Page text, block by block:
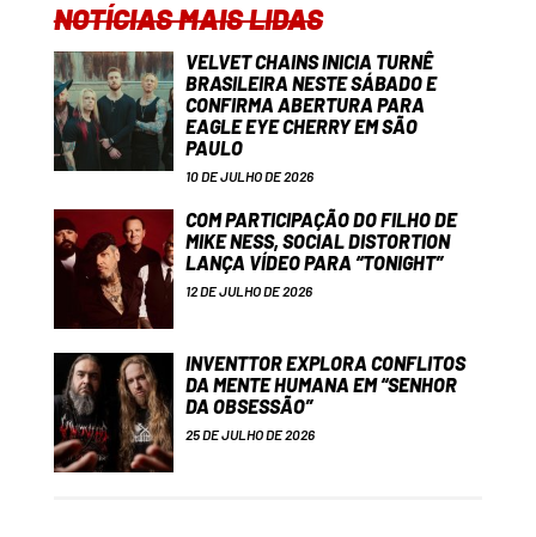
NOTÍCIAS MAIS LIDAS
VELVET CHAINS INICIA TURNÊ
BRASILEIRA NESTE SÁBADO E
CONFIRMA ABERTURA PARA
EAGLE EYE CHERRY EM SÃO
PAULO
10 DE JULHO DE 2026
COM PARTICIPAÇÃO DO FILHO DE
MIKE NESS, SOCIAL DISTORTION
LANÇA VÍDEO PARA “TONIGHT”
12 DE JULHO DE 2026
INVENTTOR EXPLORA CONFLITOS
DA MENTE HUMANA EM “SENHOR
DA OBSESSÃO”
25 DE JULHO DE 2026